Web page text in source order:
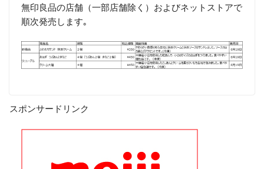
無印良品の店舗（一部店舗除く）およびネットストアで
順次発売します｡
スポンサードリンク